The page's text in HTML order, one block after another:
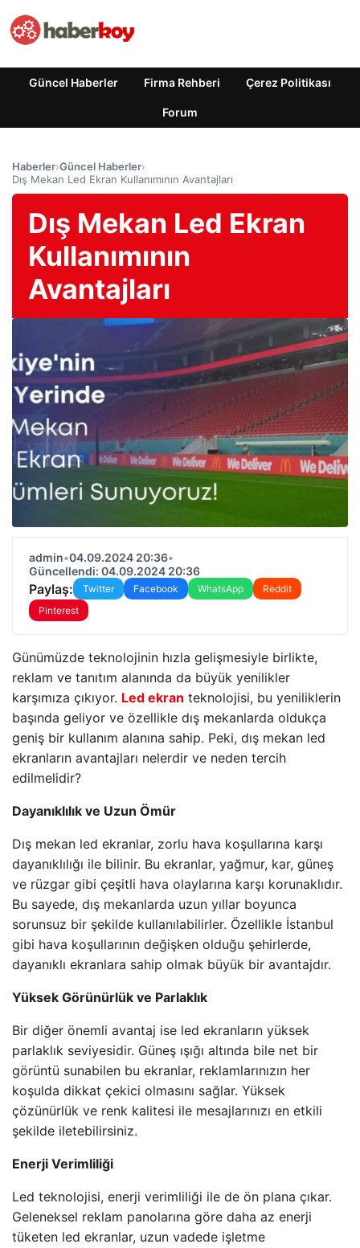
Güncel Haberler Firma Rehberi Çerez Politikası
Forum
Haberler›Güncel Haberler›
Dış Mekan Led Ekran Kullanımının Avantajları
Dış Mekan Led Ekran
Kullanımının
Avantajları
admin•04.09.2024 20:36•
Güncellendi: 04.09.2024 20:36
Paylaş: Twitter Facebook WhatsApp
Reddit
Pinterest
Günümüzde teknolojinin hızla gelişmesiyle birlikte,
reklam ve tanıtım alanında da büyük yenilikler
karşımıza çıkıyor. Led ekran teknolojisi, bu yeniliklerin
başında geliyor ve özellikle dış mekanlarda oldukça
geniş bir kullanım alanına sahip. Peki, dış mekan led
ekranların avantajları nelerdir ve neden tercih
edilmelidir?
Dayanıklılık ve Uzun Ömür
Dış mekan led ekranlar, zorlu hava koşullarına karşı
dayanıklılığı ile bilinir. Bu ekranlar, yağmur, kar, güneş
ve rüzgar gibi çeşitli hava olaylarına karşı korunaklıdır.
Bu sayede, dış mekanlarda uzun yıllar boyunca
sorunsuz bir şekilde kullanılabilirler. Özellikle İstanbul
gibi hava koşullarının değişken olduğu şehirlerde,
dayanıklı ekranlara sahip olmak büyük bir avantajdır.
Yüksek Görünürlük ve Parlaklık
Bir diğer önemli avantaj ise led ekranların yüksek
parlaklık seviyesidir. Güneş ışığı altında bile net bir
görüntü sunabilen bu ekranlar, reklamlarınızın her
koşulda dikkat çekici olmasını sağlar. Yüksek
çözünürlük ve renk kalitesi ile mesajlarınızı en etkili
şekilde iletebilirsiniz.
Enerji Verimliliği
Led teknolojisi, enerji verimliliği ile de ön plana çıkar.
Geleneksel reklam panolarına göre daha az enerji
tüketen led ekranlar, uzun vadede işletme